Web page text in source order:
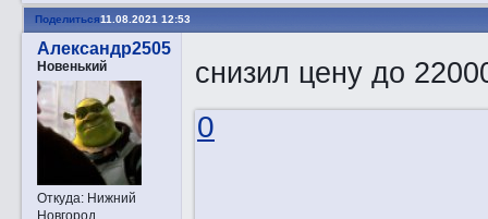
Поделиться11.08.2021 12:53
Александр2505
Новенький
Откуда:Нижний
Новгород
снизил цену до
0